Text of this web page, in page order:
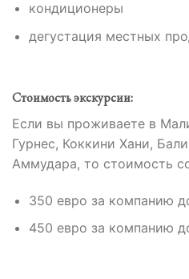
кондиционеры
дегустация местных
Стоимость экскурсии:
Если вы проживаете в
Гурнес, Коккини Хани,
Аммудара, то стоимость
350 евро за компанию
450 евро за компанию